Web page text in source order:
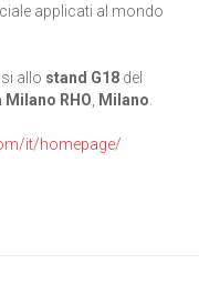
applicati al mondo
allo stand G18 del
Milano RHO Milano
it/homepage/